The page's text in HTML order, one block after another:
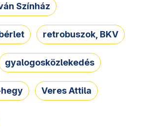
Színház
retrobuszok, BKV
gyalogosközlekedés
Veres Attila